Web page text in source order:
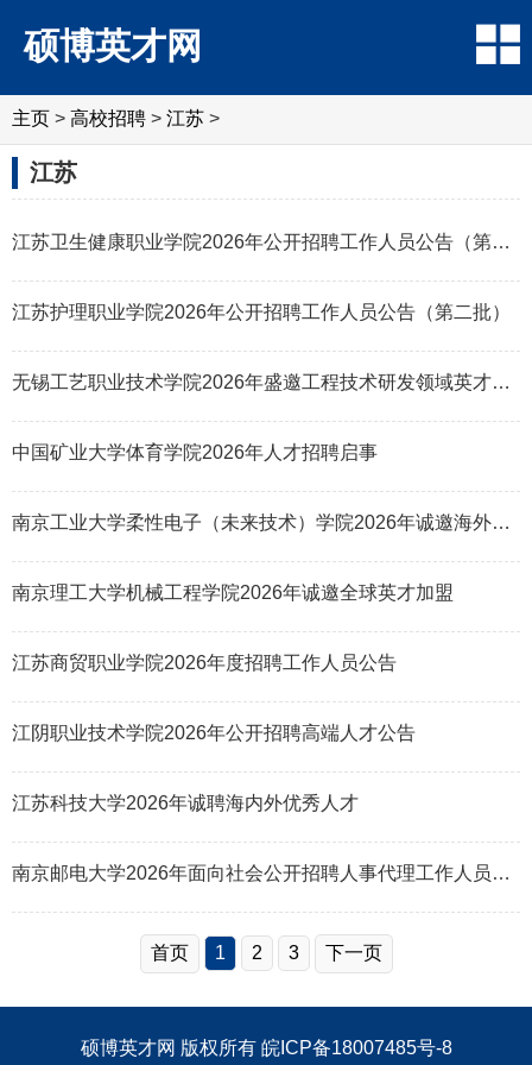
硕博英才网
主页 > 高校招聘 > 江苏 >
江苏
江苏卫生健康职业学院2026年公开招聘工作人员公告（第二批）
江苏护理职业学院2026年公开招聘工作人员公告（第二批）
无锡工艺职业技术学院2026年盛邀工程技术研发领域英才加盟
中国矿业大学体育学院2026年人才招聘启事
南京工业大学柔性电子（未来技术）学院2026年诚邀海外英才
南京理工大学机械工程学院2026年诚邀全球英才加盟
江苏商贸职业学院2026年度招聘工作人员公告
江阴职业技术学院2026年公开招聘高端人才公告
江苏科技大学2026年诚聘海内外优秀人才
南京邮电大学2026年面向社会公开招聘人事代理工作人员公告（第五批）
首页 1 2 3 下一页
硕博英才网 版权所有 皖ICP备18007485号-8